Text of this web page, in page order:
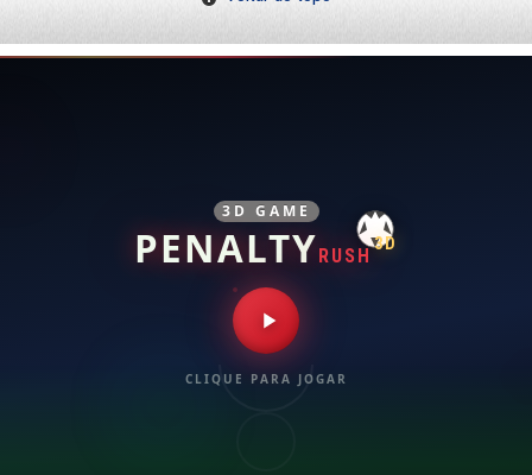
3D GAME
PENALTYRUSH
3D
CLIQUE PARA JOGAR